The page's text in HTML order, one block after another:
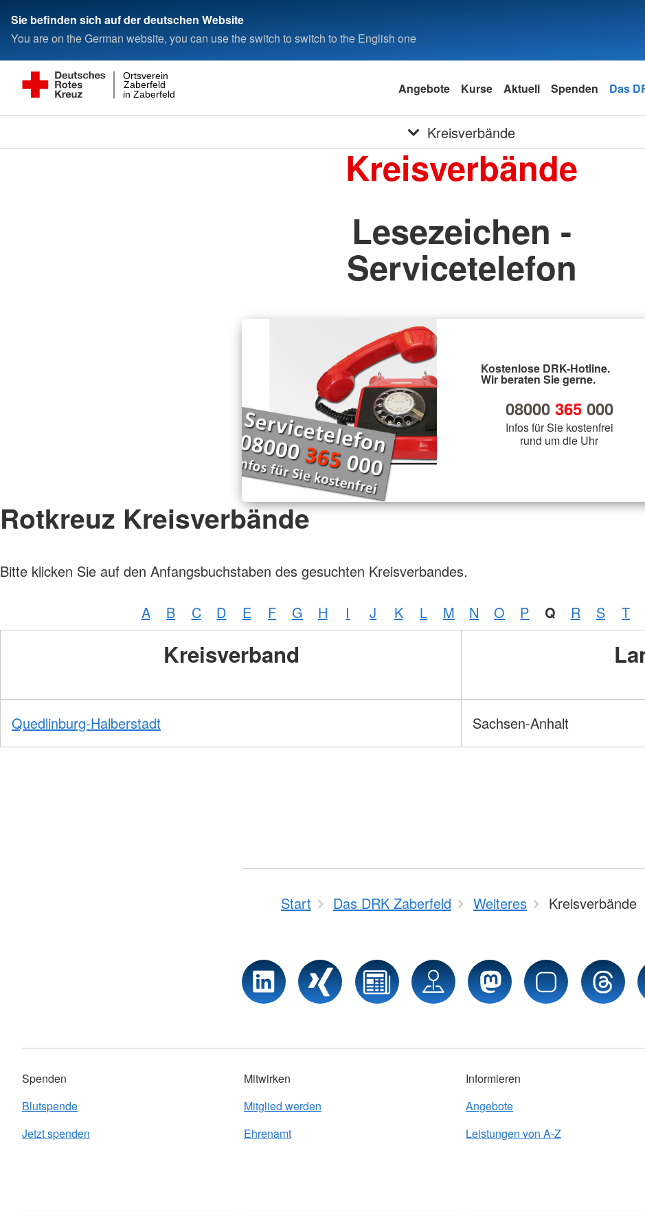
Sie befinden sich auf der deutschen Website
You are on the German website, you can use the switch to switch to the English one
in Zaberfeld
Zaberfeld
Ortsverein
Angebote Kurse Aktuell Spenden Das
Kreisverbände
Kreisverbände
Lesezeichen -
Servicetelefon
Kostenlose DRK-Hotline.
Wir beraten Sie gerne.
08000 365000
Infos für Sie kostenfrei
rund um die Uhr
Rotkreuz Kreisverbände
Bitte klicken Sie auf den Anfangsbuchstaben des gesuchten Kreisverbandes.
A B C D E F G H I J K L M N O P Q R S T
Kreisverband
Quedlinburg-Halberstadt Sachsen-Anhalt
Start Das DRK Zaberfeld Weiteres Kreisverbände
Spenden
Blutspende
Jetzt spenden
Mitwirken
Mitglied werden
Ehrenamt
Informieren
Angebote
Leistungen von A-Z